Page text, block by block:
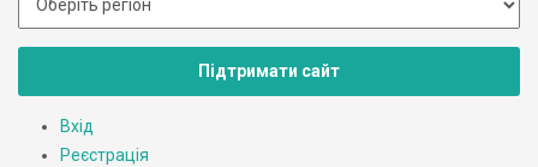
Підтримати сайт
Вхід
Реєстрація